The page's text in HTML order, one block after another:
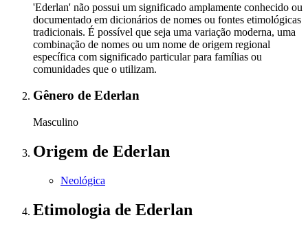
'Ederlan' não possui um significado amplamente conhecido ou
documentado em dicionários de nomes ou fontes etimológicas
tradicionais. É possível que seja uma variação moderna, uma
combinação de nomes ou um nome de origem regional
específica com significado particular para famílias ou
comunidades que o utilizam.
Gênero de Ederlan
Masculino
Origem de Ederlan
Neológica
Etimologia de Ederlan